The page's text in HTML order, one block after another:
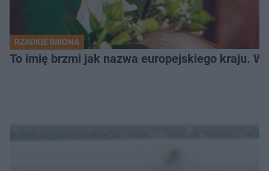
RZADKIE IMIONA
To imię brzmi jak nazwa europejskiego kraju.